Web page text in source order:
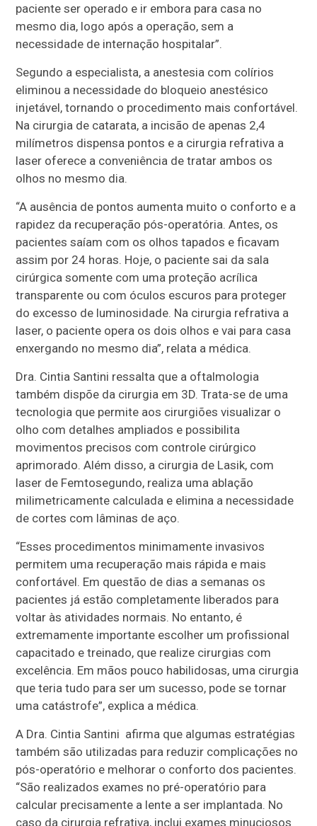
paciente ser operado e ir embora para casa no
mesmo dia, logo após a operação, sem a
necessidade de internação hospitalar”.
Segundo a especialista, a anestesia com colírios
eliminou a necessidade do bloqueio anestésico
injetável, tornando o procedimento mais confortável.
Na cirurgia de catarata, a incisão de apenas 2,4
milímetros dispensa pontos e a cirurgia refrativa a
laser oferece a conveniência de tratar ambos os
olhos no mesmo dia.
“A ausência de pontos aumenta muito o conforto e a
rapidez da recuperação pós-operatória. Antes, os
pacientes saíam com os olhos tapados e ficavam
assim por 24 horas. Hoje, o paciente sai da sala
cirúrgica somente com uma proteção acrílica
transparente ou com óculos escuros para proteger
do excesso de luminosidade. Na cirurgia refrativa a
laser, o paciente opera os dois olhos e vai para casa
enxergando no mesmo dia”, relata a médica.
Dra. Cintia Santini ressalta que a oftalmologia
também dispõe da cirurgia em 3D. Trata-se de uma
tecnologia que permite aos cirurgiões visualizar o
olho com detalhes ampliados e possibilita
movimentos precisos com controle cirúrgico
aprimorado. Além disso, a cirurgia de Lasik, com
laser de Femtosegundo, realiza uma ablação
milimetricamente calculada e elimina a necessidade
de cortes com lâminas de aço.
“Esses procedimentos minimamente invasivos
permitem uma recuperação mais rápida e mais
confortável. Em questão de dias a semanas os
pacientes já estão completamente liberados para
voltar às atividades normais. No entanto, é
extremamente importante escolher um profissional
capacitado e treinado, que realize cirurgias com
excelência. Em mãos pouco habilidosas, uma cirurgia
que teria tudo para ser um sucesso, pode se tornar
uma catástrofe”, explica a médica.
A Dra. Cintia Santini afirma que algumas estratégias
também são utilizadas para reduzir complicações no
pós-operatório e melhorar o conforto dos pacientes.
“São realizados exames no pré-operatório para
calcular precisamente a lente a ser implantada. No
caso da cirurgia refrativa, inclui exames minuciosos